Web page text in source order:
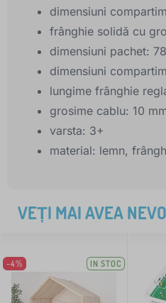
dimensiuni
frânghie solidă cu
dimensiuni pachet:
dimensiuni
lungime frânghie
grosime cablu: 10
varsta: 3+
material: lemn,
VEȚI MAI AVEA
-4% IN STOC